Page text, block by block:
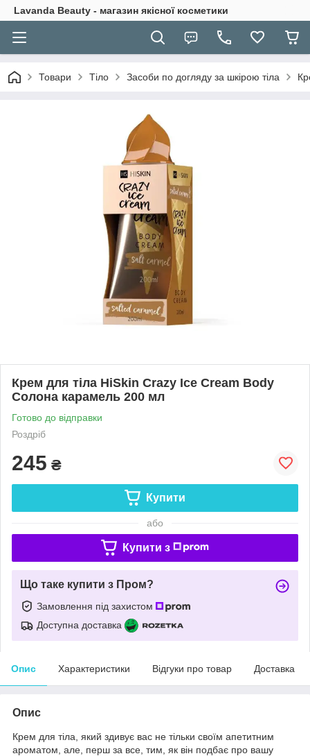
Lavanda Beauty - магазин якісної косметики
Товари Тіло Засоби по догляду за шкірою тіла
Крем для тіла HiSkin Crazy Ice Cream Body
Солона карамель 200 мл
Готово до відправки
Роздріб
245 ₴
Купити
або
Купити з
Що таке купити з Пром?
Замовлення під захистом
Доступна доставка
Опис Характеристики Відгуки про товар Доставка
Опис
Крем для тіла, який здивує вас не тільки своїм апетитним
ароматом, але, перш за все, тим, як він подбає про вашу